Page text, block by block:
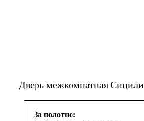
Дверь межкомнатная
За полотно: